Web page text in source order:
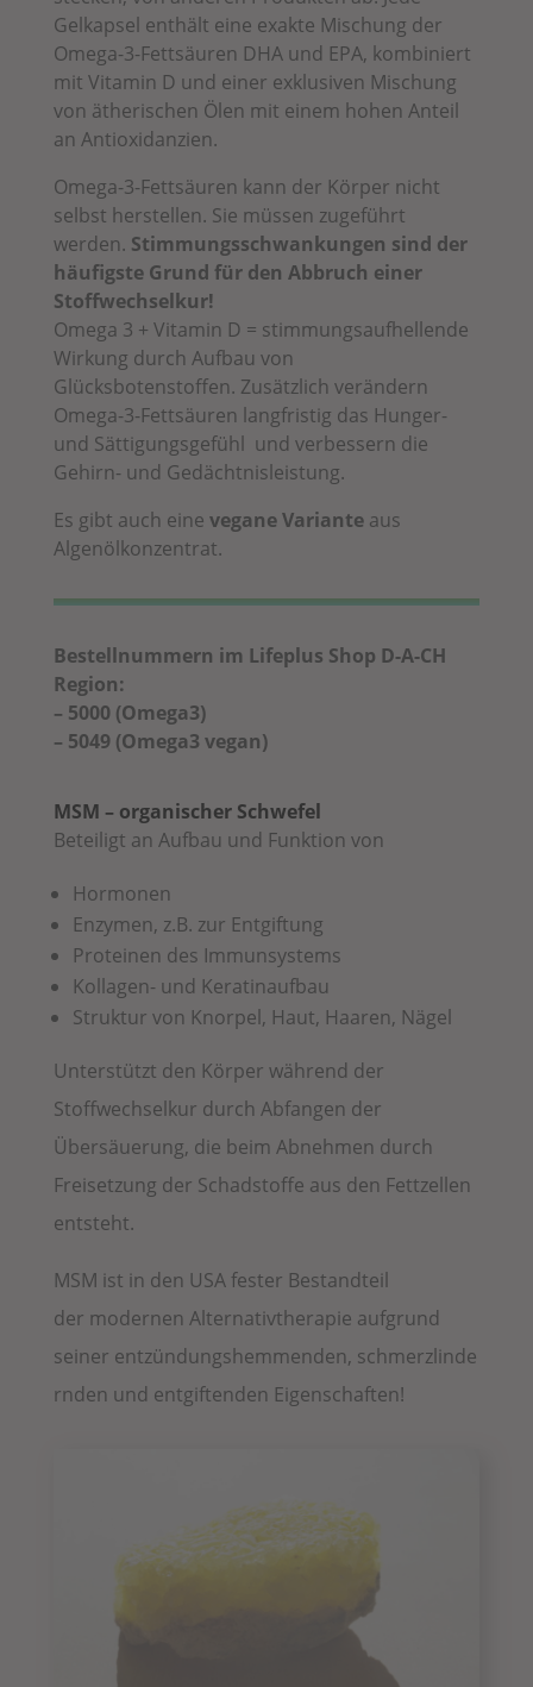
Gelkapsel enthält eine exakte Mischung der
Omega-3-Fettsäuren DHA und EPA, kombiniert
mit Vitamin D und einer exklusiven Mischung
von ätherischen Ölen mit einem hohen Anteil
an Antioxidanzien.
Omega-3-Fettsäuren kann der Körper nicht
selbst herstellen. Sie müssen zugeführt
werden. Stimmungsschwankungen sind der
häufigste Grund für den Abbruch einer
Stoffwechselkur!
Omega 3 + Vitamin D = stimmungsaufhellende
Wirkung durch Aufbau von
Glücksbotenstoffen. Zusätzlich verändern
Omega-3-Fettsäuren langfristig das Hunger-
und Sättigungsgefühl und verbessern die
Gehirn- und Gedächtnisleistung.
Es gibt auch eine vegane Variante aus
Algenölkonzentrat.
Bestellnummern im Lifeplus Shop D-A-CH
Region:
– 5000 (Omega3)
– 5049 (Omega3 vegan)
MSM – organischer Schwefel
Beteiligt an Aufbau und Funktion von
Hormonen
Enzymen, z.B. zur Entgiftung
Proteinen des Immunsystems
Kollagen- und Keratinaufbau
Struktur von Knorpel, Haut, Haaren, Nägel
Unterstützt den Körper während der
Stoffwechselkur durch Abfangen der
Übersäuerung, die beim Abnehmen durch
Freisetzung der Schadstoffe aus den Fettzellen
entsteht.
MSM ist in den USA fester Bestandteil
der modernen Alternativtherapie aufgrund
seiner entzündungshemmenden, schmerzlinde
rnden und entgiftenden Eigenschaften!